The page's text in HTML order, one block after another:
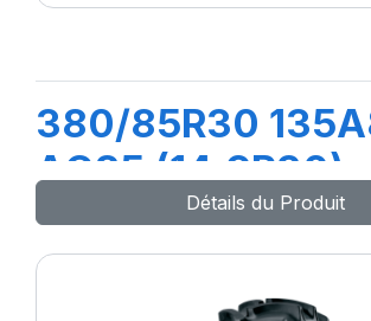
380/85R30
AC85 (14.9R30)
Détails du Produit